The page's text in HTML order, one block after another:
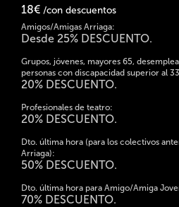
18€ /con descuentos
Amigos/Amigas Arriaga:
Desde 25% DESCUENTO.
Grupos, jóvenes, mayores 65,
personas con discapacidad superior al
20% DESCUENTO.
Profesionales de teatro:
20% DESCUENTO.
Dto. última hora (para los colectivos
Arriaga):
50% DESCUENTO.
Dto. última hora para Amigo/Amiga
70% DESCUENTO.